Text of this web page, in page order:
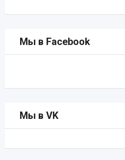
Мы в Facebook
Мы в VK